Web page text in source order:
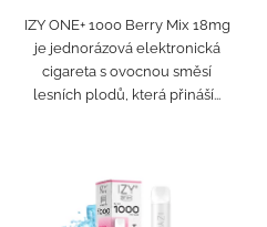
IZY ONE+ 1000 Berry Mix 18mg
je jednorázová elektronická
cigareta s ovocnou směsí
lesních plodů, která přináší...